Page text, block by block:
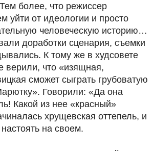
более, что режиссер
уйти от идеологии и просто
человеческую историю…
доработки сценария, съемки
К тому же в худсовете
что «изящная,
сможет сыграть грубоватую
Говорили: «Да она
Какой из нее «красный»
хрущевская оттепель, и
на своем.